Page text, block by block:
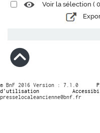
Voir la sélection ( 0
© BnF 2016 Version : 7.1.0
d’utilisation
presselocaleancienne@bnf.fr